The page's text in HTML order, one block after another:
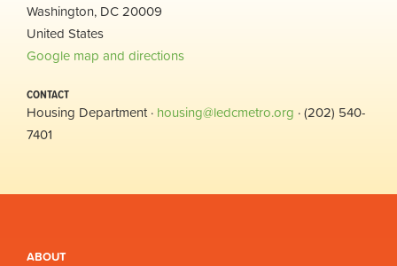
Washington, DC 20009
United States
Google map and directions
CONTACT
Housing Department · housing@ledcmetro.org · (202) 540-
7401
ABOUT